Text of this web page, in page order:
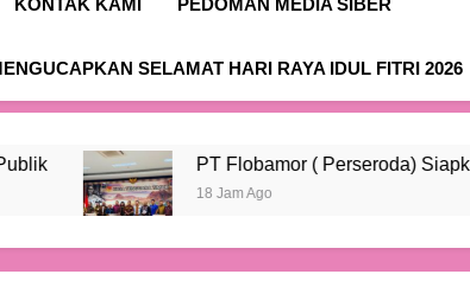
KONTAK KAMI PEDOMAN MEDIA SIBER
SELAMAT HARI RAYA IDUL FITRI 2026
PT Flobamor ( Perseroda) Siapkan Transisi
18 Jam Ago